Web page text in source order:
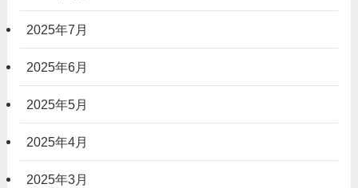
2025年7月
2025年6月
2025年5月
2025年4月
2025年3月